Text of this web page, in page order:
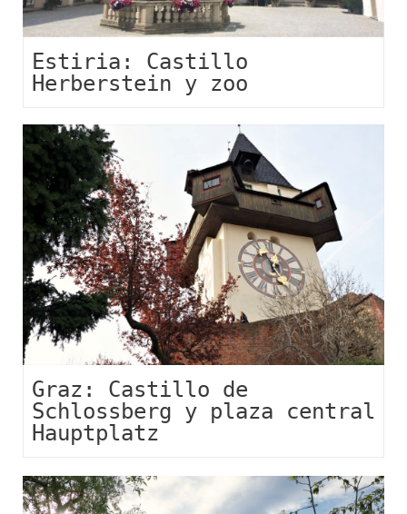
Estiria: Castillo
Herberstein y zoo
Graz: Castillo de
Schlossberg y plaza central
Hauptplatz